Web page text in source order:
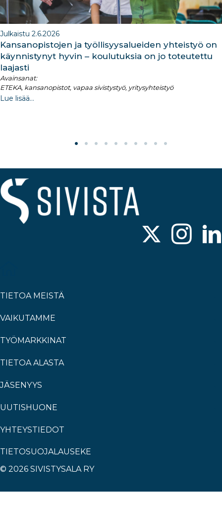
Julkaistu 2.6.2026
Kansanopistojen ja työllisyysalueiden yhteistyö on
käynnistynyt hyvin – koulutuksia on jo toteutettu
laajasti
Avainsanat:
ETEKA, kansanopistot, vapaa sivistystyö, yritysyhteistyö
Lue lisää...
TIETOA MEISTÄ
VAIKUTAMME
TYÖMARKKINAT
TIETOA ALASTA
JÄSENYYS
UUTISHUONE
YHTEYSTIEDOT
TIETOSUOJALAUSEKE
© 2026 SIVISTYSALA RY